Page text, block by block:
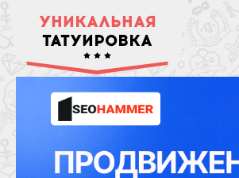
УНИКАЛЬНАЯ
ТАТУИРОВКА